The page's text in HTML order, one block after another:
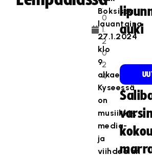
.
0
1.
2
0
2
4
Boksissa
lauantaina
27.1.2024
klo
9
alkaen.
Kyseessä
on
musiikki-,
media-
ja
viihdealan
auki